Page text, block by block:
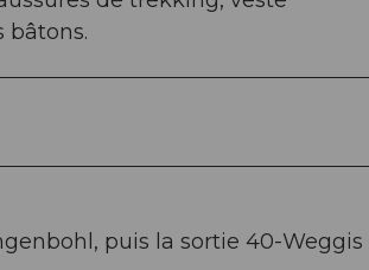
bâtons.
puis la sortie 40-Weggis